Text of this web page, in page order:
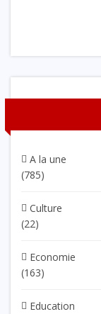
A la une
(785)
Culture
(22)
Economie
(163)
Education